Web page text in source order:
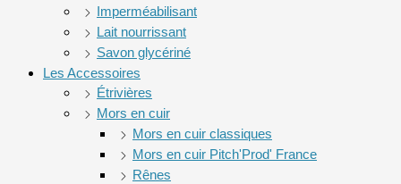
Imperméabilisant
Lait nourrissant
Savon glycériné
Les Accessoires
Étrivières
Mors en cuir
Mors en cuir classiques
Mors en cuir Pitch'Prod' France
Rênes